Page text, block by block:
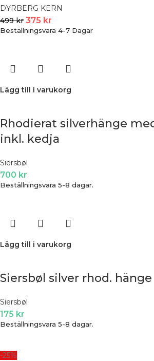
DYRBERG KERN
499kr 375 kr
Beställningsvara 4-7 Dagar
Lägg till i varukorg
Rhodierat silverhänge
inkl. kedja
Siersbøl
700 kr
Beställningsvara 5-8 dagar.
Lägg till i varukorg
Siersbøl silver rhod.
Siersbøl
175 kr
Beställningsvara 5-8 dagar.
-25%